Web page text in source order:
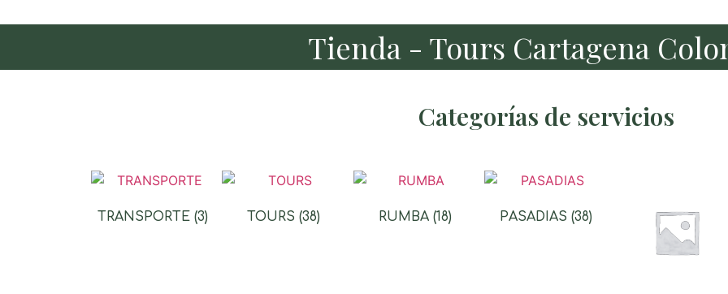
Tienda - Tours Cartagena
Categorías de servicios
TRANSPORTE(3) TOURS(38) RUMBA (18) PASADIAS (38)